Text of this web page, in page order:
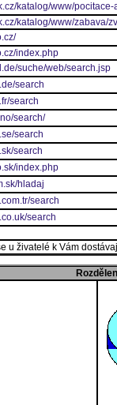
katalog/www/
katalog/www/zabava/
index.php
suche/web/search.jsp
search
search
search/
search
search
index.php
hladaj
search
search
u živatelé k Vám